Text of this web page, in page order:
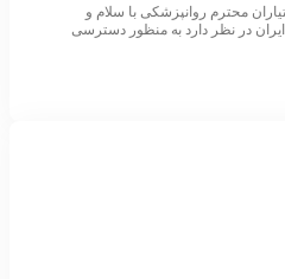
محترم روانپزشکی با سلام و
در نظر دارد به منظور دسترسی